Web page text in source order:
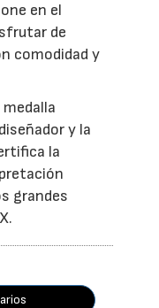
en el
de
comodidad y
y la
la
grandes